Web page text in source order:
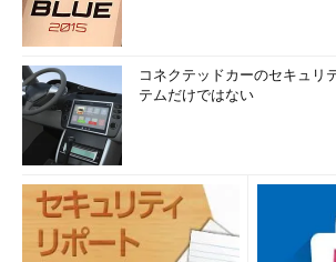
コネクテッドカーのセキュリ
テムだけではない